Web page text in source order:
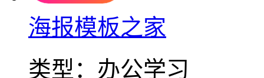
海报模板之家
类型： 办公学习